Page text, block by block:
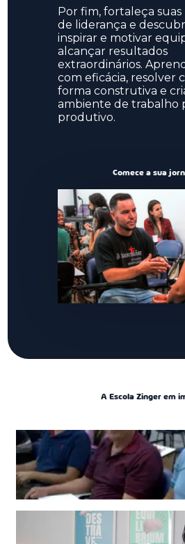
Por fim, fortaleça
de liderança e
inspirar e motivar
alcançar resultados
extraordinários.
com eficácia, resolver
forma construtiva e
ambiente de trabalho
produtivo.
Comece a sua
A Escola Zinger em